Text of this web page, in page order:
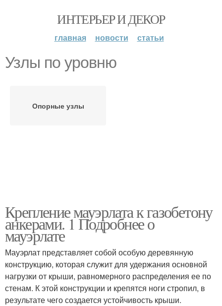
ИНТЕРЬЕР И ДЕКОР
главная новости статьи
Узлы по уровню
Опорные узлы
Крепление мауэрлата к газобетону
анкерами. 1 Подробнее о
мауэрлате
Мауэрлат представляет собой особую деревянную
конструкцию, которая служит для удержания основной
нагрузки от крыши, равномерного распределения ее по
стенам. К этой конструкции и крепятся ноги стропил, в
результате чего создается устойчивость крыши.